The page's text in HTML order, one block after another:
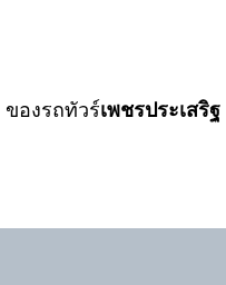
องรถทัวร์เพชรประเสริฐ